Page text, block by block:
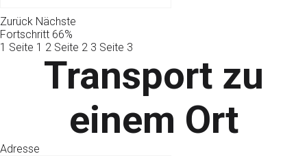
Zurück Nächste
Fortschritt 66%
1 Seite 1 2 Seite 2 3 Seite 3
Transport zu
einem Ort
Adresse